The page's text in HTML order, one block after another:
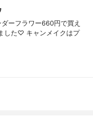
ーフラワー660円で買え
した♡ キャンメイクはプ